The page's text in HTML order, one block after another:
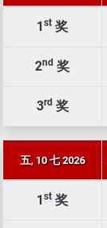
1 st 奖
2nd 奖
3rd 奖
五, 10 七 2026
1 st 奖